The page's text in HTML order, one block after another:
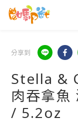
分享到
Stella &
肉吞拿魚
/ 5.2oz